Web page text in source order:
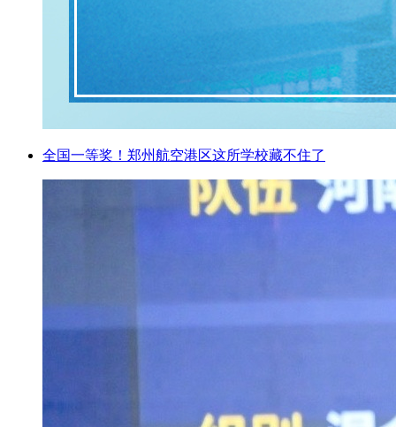
全国一等奖！郑州航空港区这所学校藏不住了